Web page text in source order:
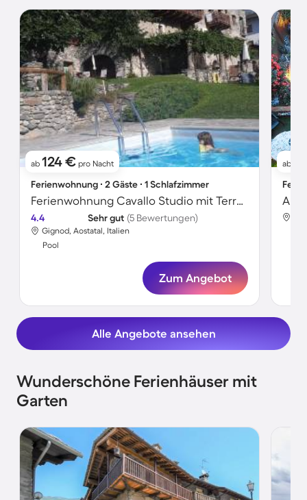
ab 124 € pro Nacht
Ferienwohnung ∙ 2 Gäste ∙ 1 Schlafzimmer
Ferienwohnung Cavallo Studio mit Terrasse
4.4 Sehr gut (5 Bewertungen)
Gignod, Aostatal, Italien
Pool
Zum Angebot
ab
Alle Angebote ansehen
Wunderschöne Ferienhäuser mit
Garten